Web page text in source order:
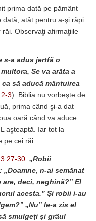
prima dată pe pământ
dată, atât pentru a-şi răpi
Observaţi afirmaţiile
s-a adus jertfă o
Se va arăta a
să aducă mântuirea
3). Biblia nu vorbeşte de
prima când şi-a dat
oară când va aduce
aşteaptă. Iar tot la
pe cei răi.
30: „Robii
n-ai semănat
deci, neghină?” El
acesta.” Şi robii i-au
„Nu” le-a zis el
smulgeţi şi grâul